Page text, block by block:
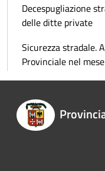
Decespugliazione
delle ditte private
Sicurezza stradale.
Provinciale nel